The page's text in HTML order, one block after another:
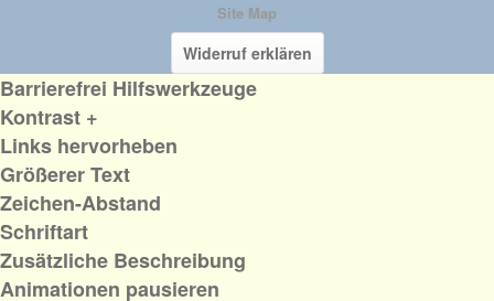
Site Map
Widerruf erklären
Barrierefrei Hilfswerkzeuge
Kontrast +
Links hervorheben
Größerer Text
Zeichen-Abstand
Schriftart
Zusätzliche Beschreibung
Animationen pausieren